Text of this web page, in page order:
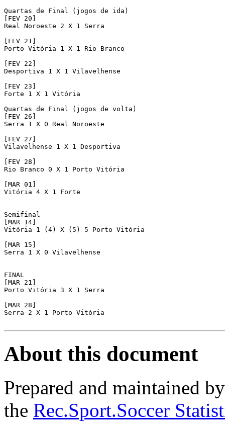
Quartas de Final (jogos de ida)
[FEV 20]
Real Noroeste 2 X 1 Serra
[FEV 21]
Porto Vitória 1 X 1 Rio Branco
[FEV 22]
Desportiva 1 X 1 Vilavelhense
[FEV 23]
Forte 1 X 1 Vitória
Quartas de Final (jogos de volta)
[FEV 26]
Serra 1 X 0 Real Noroeste
[FEV 27]
Vilavelhense 1 X 1 Desportiva
[FEV 28]
Rio Branco 0 X 1 Porto Vitória
[MAR 01]
Vitória 4 X 1 Forte
Semifinal
[MAR 14]
Vitória 1 (4) X (5) 5 Porto Vitória
[MAR 15]
Serra 1 X 0 Vilavelhense
FINAL
[MAR 21]
Porto Vitória 3 X 1 Serra
[MAR 28]
Serra 2 X 1 Porto Vitória
About this document
Prepared and maintained
the Rec.Sport.Soccer